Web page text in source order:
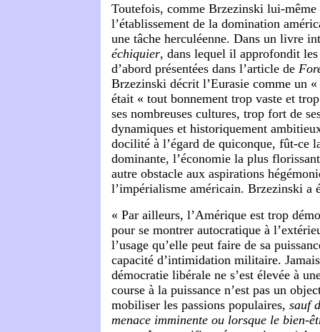
Toutefois, comme Brzezinski lui-même
l’établissement de la domination
une tâche herculéenne. Dans un livre
échiquier, dans lequel il approfondit
d’abord présentées dans l’article de
Brzezinski décrit l’Eurasie comme un
était « tout bonnement trop vaste et
ses nombreuses cultures, trop fort de
dynamiques et historiquement
docilité à l’égard de quiconque, fût-ce
dominante, l’économie la plus
autre obstacle aux aspirations
l’impérialisme américain. Brzezinski a
« Par ailleurs, l’Amérique est trop
pour se montrer autocratique à
l’usage qu’elle peut faire de sa
capacité d’intimidation militaire.
démocratie libérale ne s’est élevée à
course à la puissance n’est pas un
mobiliser les passions populaires, sauf
menace imminente ou lorsque le bien-